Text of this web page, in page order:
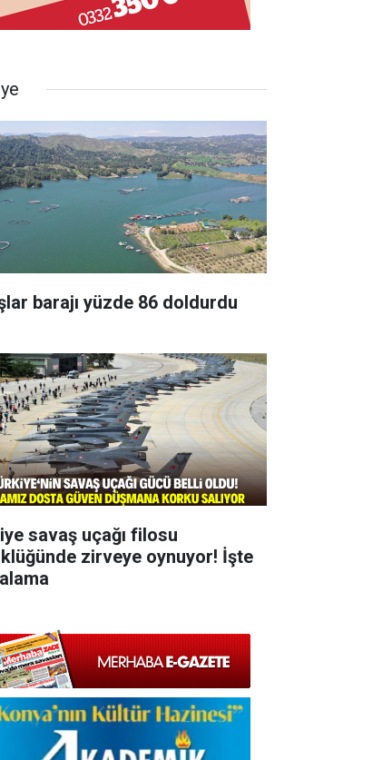
barajı yüzde 86 doldurdu
savaş uçağı filosu
zirveye oynuyor! İşte